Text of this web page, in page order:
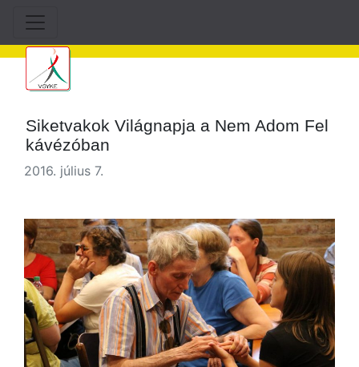
Siketvakok Világnapja a Nem Adom Fel
kávézóban
2016. július 7.